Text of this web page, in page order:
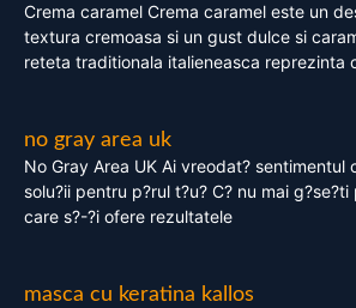
Crema caramel Crema caramel este un
textura cremoasa si un gust dulce si
reteta traditionala italieneasca reprezinta
no gray area uk
No Gray Area UK Ai vreodat? sentimentul
solu?ii pentru p?rul t?u? C? nu mai
care s?-?i ofere rezultatele
masca cu keratina kallos